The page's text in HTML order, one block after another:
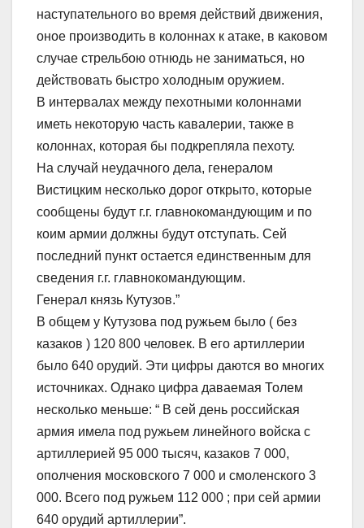
наступательного во время действий движения,
оное производить в колоннах к атаке, в каковом
случае стрельбою отнюдь не заниматься, но
действовать быстро холодным оружием.
В интервалах между пехотными колоннами
иметь некоторую часть кавалерии, также в
колоннах, которая бы подкрепляла пехоту.
На случай неудачного дела, генералом
Вистицким несколько дорог открыто, которые
сообщены будут г.г. главнокомандующим и по
коим армии должны будут отступать. Сей
последний пункт остается единственным для
сведения г.г. главнокомандующим.
Генерал князь Кутузов.”
В общем у Кутузова под ружьем было ( без
казаков ) 120 800 человек. В его артиллерии
было 640 орудий. Эти цифры даются во многих
источниках. Однако цифра даваемая Толем
несколько меньше: “ В сей день российская
армия имела под ружьем линейного войска с
артиллерией 95 000 тысяч, казаков 7 000,
ополчения московского 7 000 и смоленского 3
000. Всего под ружьем 112 000 ; при сей армии
640 орудий артиллерии”.